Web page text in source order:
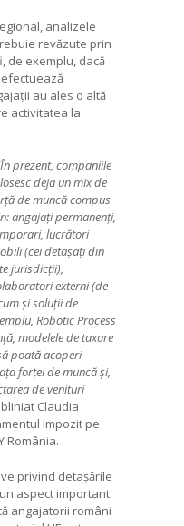
analizele
revăzute prin
de exemplu, dacă
au ales o altă
activitatea la
prezent, companiile
deja un mix de
de muncă compus
angajați permanenți,
lucrători
(cei detașați din
jurisdicții),
externi (de
și soluții de
Robotic Process
modelele de taxare
poată acoperi
forței de muncă și,
de venituri
Claudia
Impozit pe
România.
privind detașările
aspect important
angajatorii români